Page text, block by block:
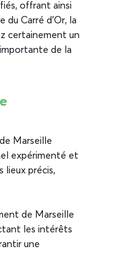
offrant ainsi
Carré d’Or, la
certainement un
de la
Marseille
expérimenté et
lieux précis,
de Marseille
les intérêts
une